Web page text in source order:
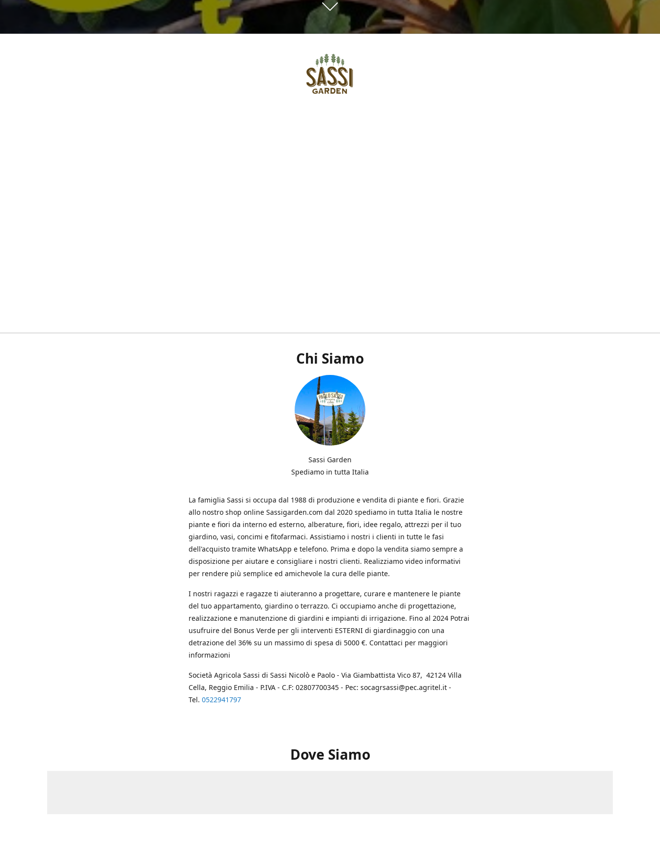
Chi Siamo
Sassi Garden
Spediamo in tutta Italia
La famiglia Sassi si occupa dal 1988 di produzione e vendita di piante e fiori. Grazie
allo nostro shop online Sassigarden.com dal 2020 spediamo in tutta Italia le nostre
piante e fiori da interno ed esterno, alberature, fiori, idee regalo, attrezzi per il tuo
giardino, vasi, concimi e fitofarmaci. Assistiamo i nostri i clienti in tutte le fasi
dell'acquisto tramite WhatsApp e telefono. Prima e dopo la vendita siamo sempre a
disposizione per aiutare e consigliare i nostri clienti. Realizziamo video informativi
per rendere più semplice ed amichevole la cura delle piante.
I nostri ragazzi e ragazze ti aiuteranno a progettare, curare e mantenere le piante
del tuo appartamento, giardino o terrazzo. Ci occupiamo anche di progettazione,
realizzazione e manutenzione di giardini e impianti di irrigazione. Fino al 2024 Potrai
usufruire del Bonus Verde per gli interventi ESTERNI di giardinaggio con una
detrazione del 36% su un massimo di spesa di 5000 €. Contattaci per maggiori
informazioni
Società Agricola Sassi di Sassi Nicolò e Paolo - Via Giambattista Vico 87, 42124 Villa
Cella, Reggio Emilia - P.IVA - C.F: 02807700345 - Pec: socagrsassi@pec.agritel.it -
Tel. 0522941797
Dove Siamo